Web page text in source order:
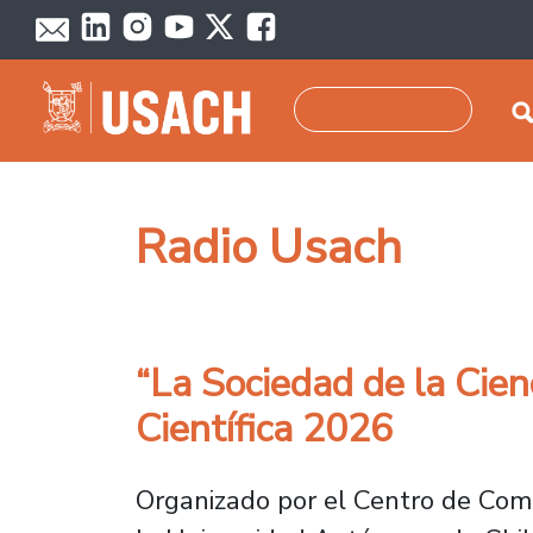
Pasar al contenido principal
Radio Usach
“La Sociedad de la
Científica 2026
Organizado por el Centro de